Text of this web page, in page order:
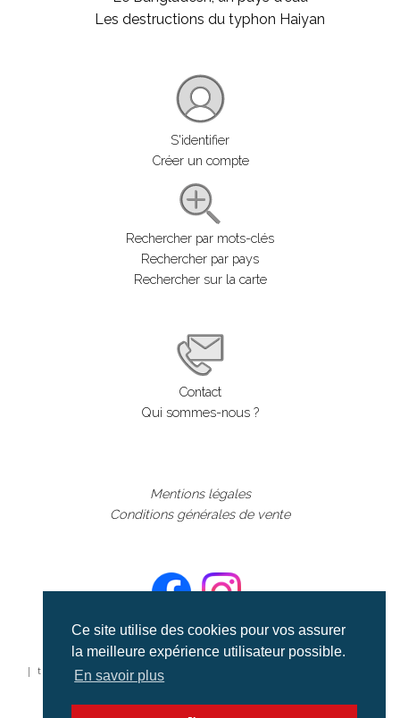
Ce site utilise des cookies pour vos assurer
la meilleure expérience utilisateur possible.
En savoir plus
Les destructions du typhon Haiyan
S'identifier
Créer un compte
Rechercher par mots-clés
Rechercher par pays
Rechercher sur la carte
Contact
Qui sommes-nous ?
Mentions légales
Conditions générales de vente
©aerialcollection marque déposée 2024
| tous droits réservés | aerialcollection.fr banque d'images
aériennes et documentaires video et cinéma |